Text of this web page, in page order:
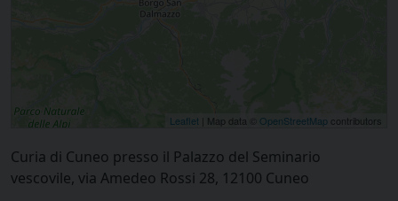
Leaflet | Map data © OpenStreetMap contributors
Curia di Cuneo presso il Palazzo del Seminario
vescovile, via Amedeo Rossi 28, 12100 Cuneo